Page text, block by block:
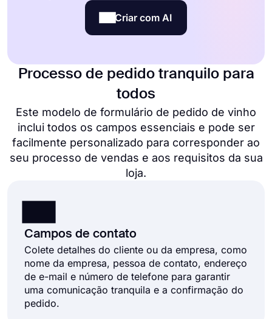
Criar com AI
Processo de pedido tranquilo para
todos
Este modelo de formulário de pedido de vinho
inclui todos os campos essenciais e pode ser
facilmente personalizado para corresponder ao
seu processo de vendas e aos requisitos da sua
loja.
Campos de contato
Colete detalhes do cliente ou da empresa, como
nome da empresa, pessoa de contato, endereço
de e-mail e número de telefone para garantir
uma comunicação tranquila e a confirmação do
pedido.